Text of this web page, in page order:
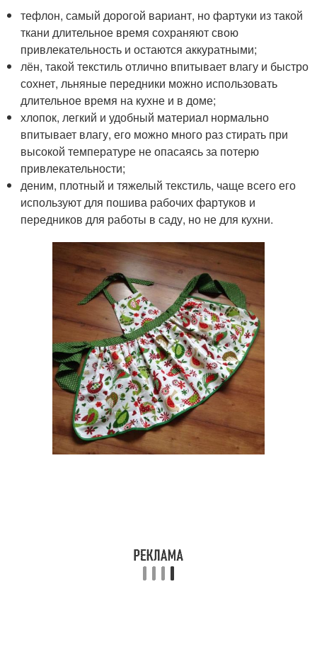
тефлон, самый дорогой вариант, но фартуки из такой
ткани длительное время сохраняют свою
привлекательность и остаются аккуратными;
лён, такой текстиль отлично впитывает влагу и быстро
сохнет, льняные передники можно использовать
длительное время на кухне и в доме;
хлопок, легкий и удобный материал нормально
впитывает влагу, его можно много раз стирать при
высокой температуре не опасаясь за потерю
привлекательности;
деним, плотный и тяжелый текстиль, чаще всего его
используют для пошива рабочих фартуков и
передников для работы в саду, но не для кухни.